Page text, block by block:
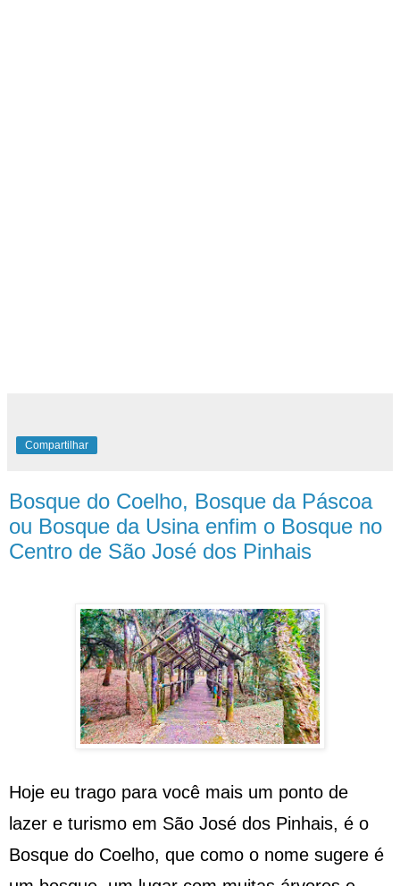
Compartilhar
Bosque do Coelho, Bosque da Páscoa
ou Bosque da Usina enfim o Bosque no
Centro de São José dos Pinhais
Hoje eu trago para você mais um ponto de
lazer e turismo em São José dos Pinhais, é o
Bosque do Coelho, que como o nome sugere é